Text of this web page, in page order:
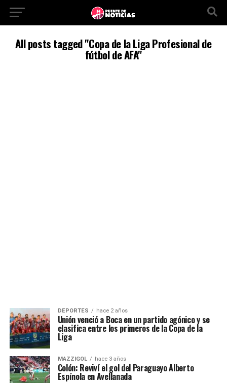
All posts tagged "Copa de la Liga Profesional de
fútbol de AFA"
DEPORTES hace 2 años
Unión venció a Boca en un partido agónico y se
clasifica entre los primeros de la Copa de la
Liga
MAZZIGOL hace 3 años
Colón: Reviví el gol del Paraguayo Alberto
Espínola en Avellanada